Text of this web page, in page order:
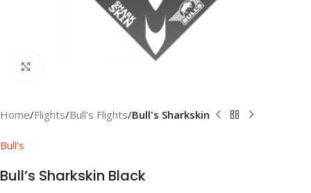
Home Flights Bull's Flights Bull's Sharkskin
Bull's
Bull’s Sharkskin Black